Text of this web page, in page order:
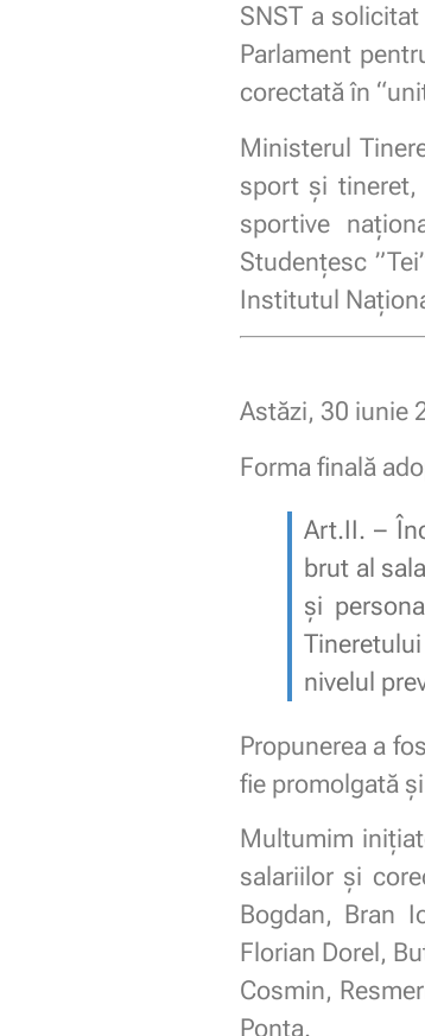
SNST a
Parlament
corectată în
Ministerul
sport şi tineret,
sportive
Studenţesc
Institutul
Astăzi, 30 iunie
Forma finală
Art.II. –
brut al
și
nivelul
Propunerea a
fie promolgată
Multumim
salariilor și
Bogdan, Bran
Florian Dorel,
Cosmin,
Ponta.